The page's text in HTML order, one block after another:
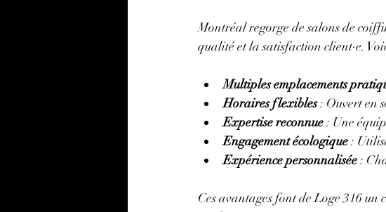
Montréal regorge de salons de
qualité et la satisfaction client·e.
Multiples emplacements
Horaires flexibles : Ouvert en
Expertise reconnue : Une
Engagement écologique :
Expérience personnalisée :
Ces avantages font de Loge 316